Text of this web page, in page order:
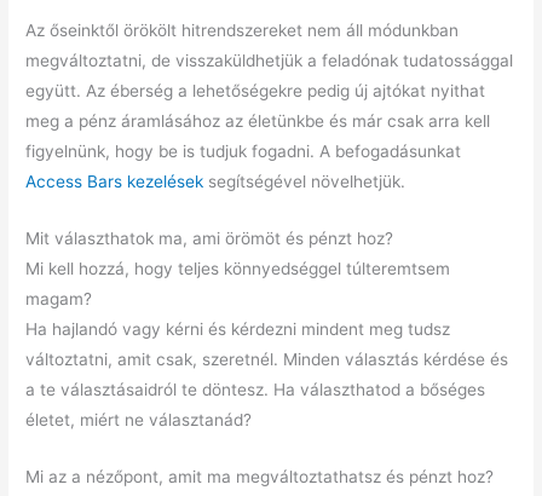
Az őseinktől örökölt hitrendszereket nem áll módunkban
megváltoztatni, de visszaküldhetjük a feladónak tudatossággal
együtt. Az éberség a lehetőségekre pedig új ajtókat nyithat
meg a pénz áramlásához az életünkbe és már csak arra kell
figyelnünk, hogy be is tudjuk fogadni. A befogadásunkat
Access Bars kezelések segítségével növelhetjük.
Mit választhatok ma, ami örömöt és pénzt hoz?
Mi kell hozzá, hogy teljes könnyedséggel túlteremtsem
magam?
Ha hajlandó vagy kérni és kérdezni mindent meg tudsz
változtatni, amit csak, szeretnél. Minden választás kérdése és
a te választásaidról te döntesz. Ha választhatod a bőséges
életet, miért ne választanád?
Mi az a nézőpont, amit ma megváltoztathatsz és pénzt hoz?